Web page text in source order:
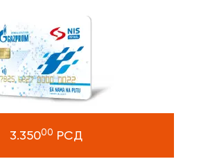
3.35000 РСД